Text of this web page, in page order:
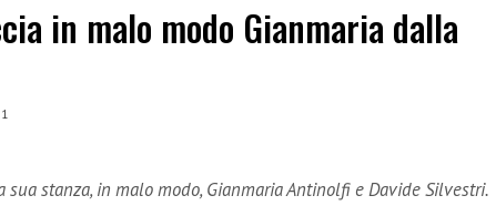
in malo modo Gianmaria dalla
sua stanza, in malo modo, Gianmaria Antinolfi e Davide Silvestri.